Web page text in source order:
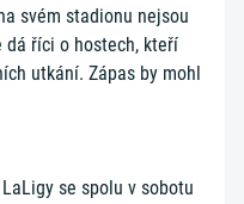
svém stadionu nejsou
říci o hostech, kteří
utkání. Zápas by mohl
se spolu v sobotu